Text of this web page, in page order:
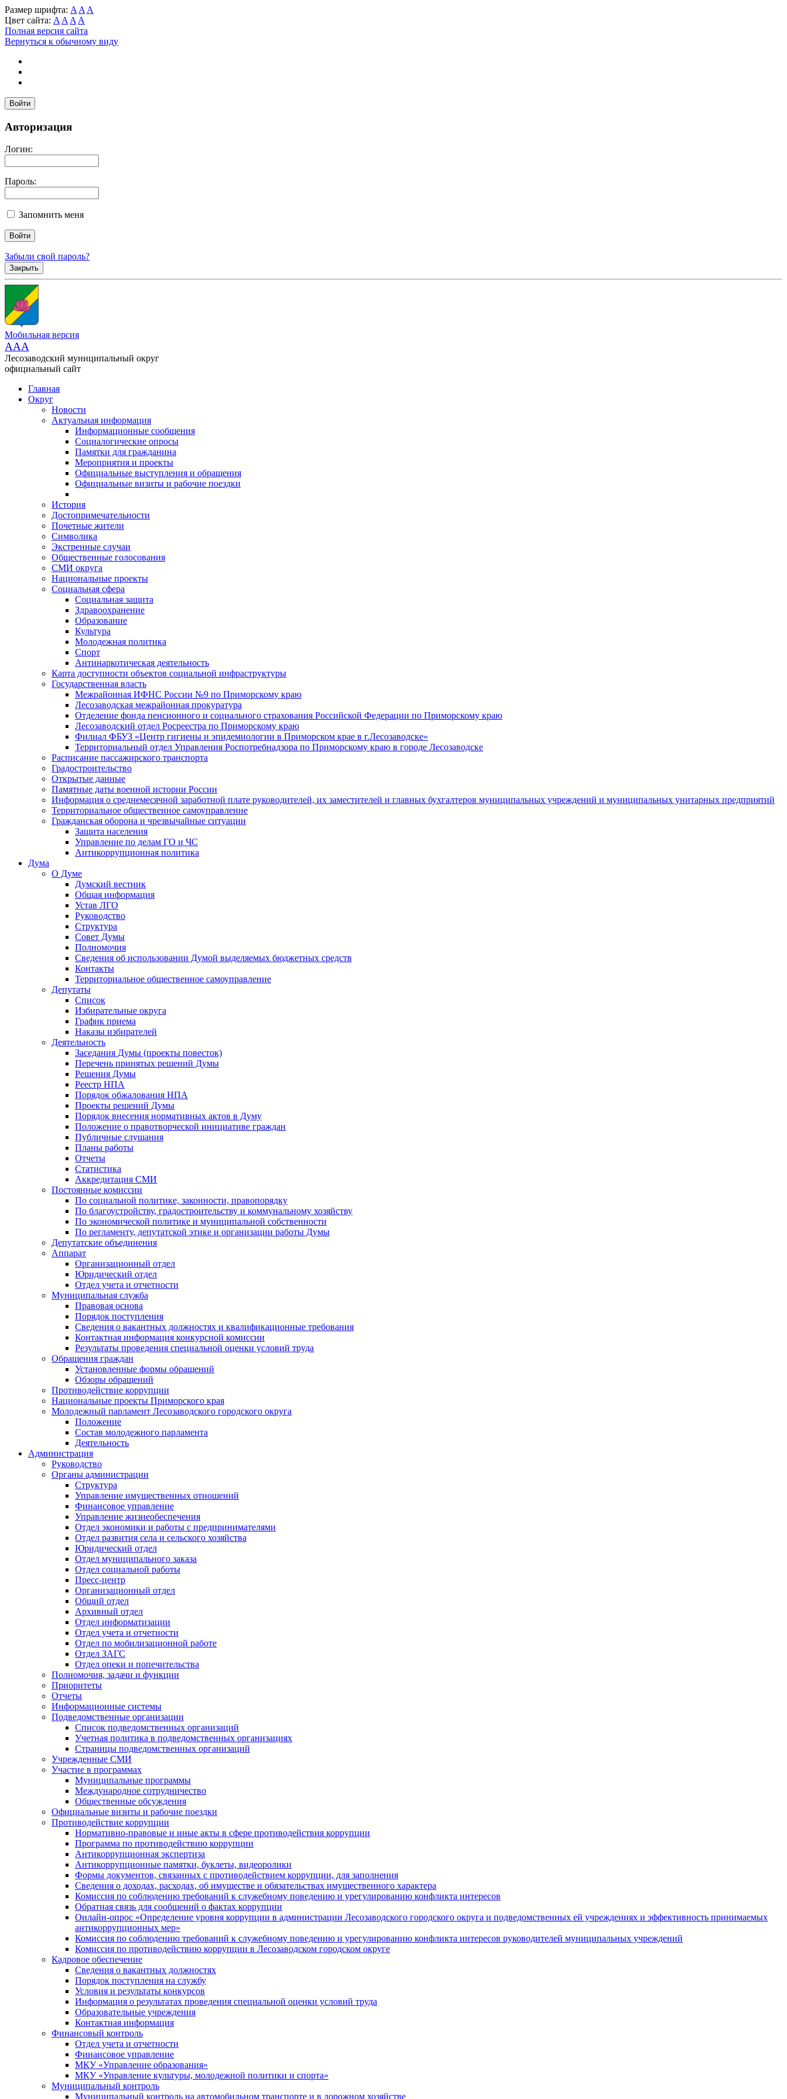
Размер шрифта: A A A
Цвет сайта: A A A A
Полная версия сайта
Вернуться к обычному виду
Войти
Авторизация
Логин:
Пароль:
Запомнить меня
Забыли свой пароль?
Закрыть
Мобильная версия
AAA
Лесозаводский муниципальный округ
официальный сайт
Главная
Округ
Новости
Актуальная информация
Информационные сообщения
Социалогические опросы
Памятки для гражданина
Мероприятия и проекты
Официальные выступления и обращения
Официальные визиты и рабочие поездки
История
Достопримечательности
Почетные жители
Символика
Экстренные случаи
Общественные голосования
СМИ округа
Национальные проекты
Социальная сфера
Социальная защита
Здравоохранение
Образование
Культура
Молодежная политика
Спорт
Антинаркотическая деятельность
Карта доступности объектов социальной инфраструктуры
Государственная власть
Межрайонная ИФНС России №9 по Приморскому краю
Лесозаводская межрайонная прокуратура
Отделение фонда пенсионного и социального страхования Российской Федерации по Приморскому краю
Лесозаводский отдел Росреестра по Приморскому краю
Филиал ФБУЗ «Центр гигиены и эпидемиологии в Приморском крае в г.Лесозаводске»
Территориальный отдел Управления Роспотребнадзора по Приморскому краю в городе Лесозаводске
Расписание пассажирского транспорта
Градостроительство
Открытые данные
Памятные даты военной истории России
Информация о среднемесячной заработной плате руководителей, их заместителей и главных бухгалтеров муниципальных учреждений и муниципальных унитарных предприятий
Территориальное общественное самоуправление
Гражданская оборона и чрезвычайные ситуации
Защита населения
Управление по делам ГО и ЧС
Антикоррупционная политика
Дума
О Думе
Думский вестник
Общая информация
Устав ЛГО
Руководство
Структура
Совет Думы
Полномочия
Сведения об использовании Думой выделяемых бюджетных средств
Контакты
Территориальное общественное самоуправление
Депутаты
Список
Избирательные округа
График приема
Наказы избирателей
Деятельность
Заседания Думы (проекты повесток)
Перечень принятых решений Думы
Решения Думы
Реестр НПА
Порядок обжалования НПА
Проекты решений Думы
Порядок внесения нормативных актов в Думу
Положение о правотворческой инициативе граждан
Публичные слушания
Планы работы
Отчеты
Статистика
Аккредитация СМИ
Постоянные комиссии
По социальной политике, законности, правопорядку
По благоустройству, градостроительству и коммунальному хозяйству
По экономической политике и муниципальной собственности
По регламенту, депутатской этике и организации работы Думы
Депутатские объединения
Аппарат
Организационный отдел
Юридический отдел
Отдел учета и отчетности
Муниципальная служба
Правовая основа
Порядок поступления
Сведения о вакантных должностях и квалификационные требования
Контактная информация конкурсной комиссии
Результаты проведения специальной оценки условий труда
Обращения граждан
Установленные формы обращений
Обзоры обращений
Противодействие коррупции
Национальные проекты Приморского края
Молодежный парламент Лесозаводского городского округа
Положение
Состав молодежного парламента
Деятельность
Администрация
Руководство
Органы администрации
Структура
Управление имущественных отношений
Финансовое управление
Управление жизнеобеспечения
Отдел экономики и работы с предпринимателями
Отдел развития села и сельского хозяйства
Юридический отдел
Отдел муниципального заказа
Отдел социальной работы
Пресс-центр
Организационный отдел
Общий отдел
Архивный отдел
Отдел информатизации
Отдел учета и отчетности
Отдел по мобилизационной работе
Отдел ЗАГС
Отдел опеки и попечительства
Полномочия, задачи и функции
Приоритеты
Отчеты
Информационные системы
Подведомственные организации
Список подведомственных организаций
Учетная политика в подведомственных организациях
Страницы подведомственных организаций
Учрежденные СМИ
Участие в программах
Муниципальные программы
Международное сотрудничество
Общественные обсуждения
Официальные визиты и рабочие поездки
Противодействие коррупции
Нормативно-правовые и иные акты в сфере противодействия коррупции
Программа по противодействию коррупции
Антикоррупционная экспертиза
Антикоррупционные памятки, буклеты, видеоролики
Формы документов, связанных с противодействием коррупции, для заполнения
Сведения о доходах, расходах, об имуществе и обязательствах имущественного характера
Комиссия по соблюдению требований к служебному поведению и урегулированию конфликта интересов
Обратная связь для сообщений о фактах коррупции
Онлайн-опрос «Определение уровня коррупции в администрации Лесозаводского городского округа и подведомственных ей учреждениях и эффективность принимаемых
антикоррупционных мер»
Комиссия по соблюдению требований к служебному поведению и урегулированию конфликта интересов руководителей муниципальных учреждений
Комиссия по противодействию коррупции в Лесозаводском городском округе
Кадровое обеспечение
Сведения о вакантных должностях
Порядок поступления на службу
Условия и результаты конкурсов
Информация о результатах проведения специальной оценки условий труда
Образовательные учреждения
Контактная информация
Финансовый контроль
Отдел учета и отчетности
Финансовое управление
МКУ «Управление образования»
МКУ «Управление культуры, молодежной политики и спорта»
Муниципальный контроль
Муниципальный контроль на автомобильном транспорте и в дорожном хозяйстве